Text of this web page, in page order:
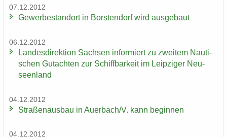
07.12.2012
Ge­wer­be­stand­ort in Bors­ten­dorf wird aus­ge­baut
06.12.2012
Lan­des­di­rek­ti­on Sach­sen in­for­miert zu zwei­tem Nau­ti­
schen Gut­ach­ten zur Schiff­bar­keit im Leip­zi­ger Neu­
seen­land
04.12.2012
Stra­ßen­aus­bau in Au­er­bach/V. kann be­gin­nen
04.12.2012